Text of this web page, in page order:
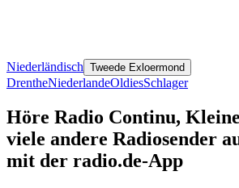
Niederländisch Tweede Exloermond
DrentheNiederlandeOldiesSchlager
Höre Radio Continu,
viele andere Radiosender
mit der radio.de-App